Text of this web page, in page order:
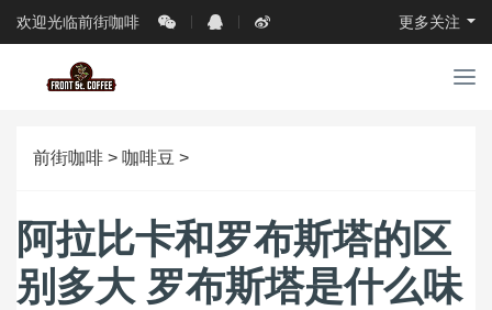
欢迎光临前街咖啡 更多关注
导
前街咖啡 > 咖啡豆 >
阿拉比卡和罗布斯塔的区
别多大 罗布斯塔是什么味